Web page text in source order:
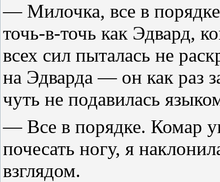
— Милочка, все в
точь-в-точь как Эдвард,
всех сил пыталась не
на Эдварда — он как раз
чуть не подавилась
— Все в порядке. Комар
почесать ногу, я
взглядом.